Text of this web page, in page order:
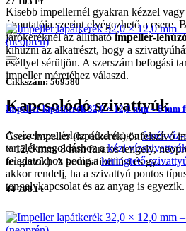
Kisebb impellernél gyakran kézzel vagy
útmutatója szerint elvégezhető a csere.
járókeréknél az állíthatóimpeller-
kihúzni az alkatrészt, hogy a
eséllyel sérüljön. A szerszám befogási
impeller méretéhez válaszd.
Kapcsolódó szivattyúk
A vízelvezetéshez nézd meg afenékvíz-
tartalékmegoldáshoz akézi
feladatokhoz pedig akeringtető
akkor rendelj, ha a szivattyú pontos
tengelykapcsolat és az anyag is egyezik.
Cikkszám: 569580
Impeller lapátkerék 32,0 × 12,0 mm – 8 mm
Csere impeller (lapátkerék) önfelszívó
× 12,0 mm, 8 mm furatos tengely,
tengervíz). A kompatibilitási és gy…
44 708 Ft